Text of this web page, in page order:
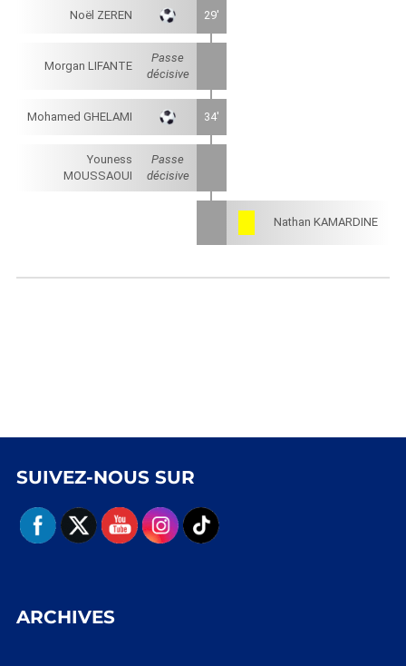
Noël ZEREN 29'
Morgan LIFANTE
Passe
décisive
Mohamed GHELAMI 34'
Youness
MOUSSAOUI
Passe
décisive
Nathan KAMARDINE
SUIVEZ-NOUS SUR
ARCHIVES